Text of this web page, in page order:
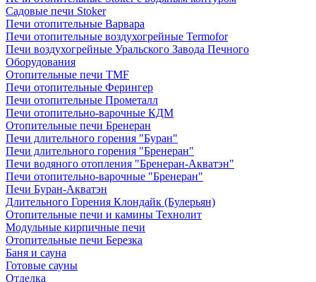
Садовые печи Stoker
Печи отопительные Варвара
Печи отопительные воздухогрейные Termofor
Печи воздухогрейные Уральского Завода Печного
Оборудования
Отопительные печи TMF
Печи отопительные Ферингер
Печи отопительные Прометалл
Печи отопительно-варочные КДМ
Отопительные печи Бренеран
Печи длительного горения "Буран"
Печи длительного горения "Бренеран"
Печи водяного отопления "Бренеран-Акватэн"
Печи отопительно-варочные "Бренеран"
Печи Буран-Акватэн
Длительного Горения Клондайк (Булерьян)
Отопительные печи и камины Технолит
Модульные кирпичные печи
Отопительные печи Березка
Баня и сауна
Готовые сауны
Отделка